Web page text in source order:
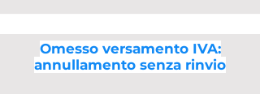
Omesso versamento IVA:
annullamento senza rinvio